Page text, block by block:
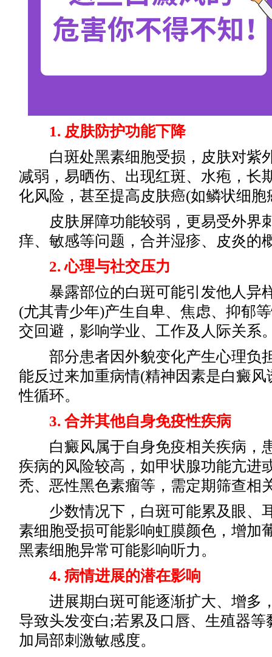
1. 皮肤防护功能下降
白斑处黑素细胞受损，皮肤对紫
减弱，易晒伤、出现红斑、水疱，长
化风险，甚至提高皮肤癌(如鳞状细胞
皮肤屏障功能较弱，更易受外界
痒、敏感等问题，合并湿疹、皮炎的
2. 心理与社交压力
暴露部位的白斑可能引发他人异
(尤其青少年)产生自卑、焦虑、抑郁
交回避，影响学业、工作及人际关系
部分患者因外貌变化产生心理负
能反过来加重病情(精神因素是白癜
性循环。
3. 合并其他自身免疫性疾病
白癜风属于自身免疫相关疾病，
疾病的风险较高，如甲状腺功能亢进
秃、恶性黑色素瘤等，需定期筛查相
少数情况下，白斑可能累及眼、
素细胞受损可能影响虹膜颜色，增加
黑素细胞异常可能影响听力。
4. 病情进展的潜在影响
进展期白斑可能逐渐扩大、增多
导致头发变白;若累及口唇、生殖器等
加局部刺激敏感度。